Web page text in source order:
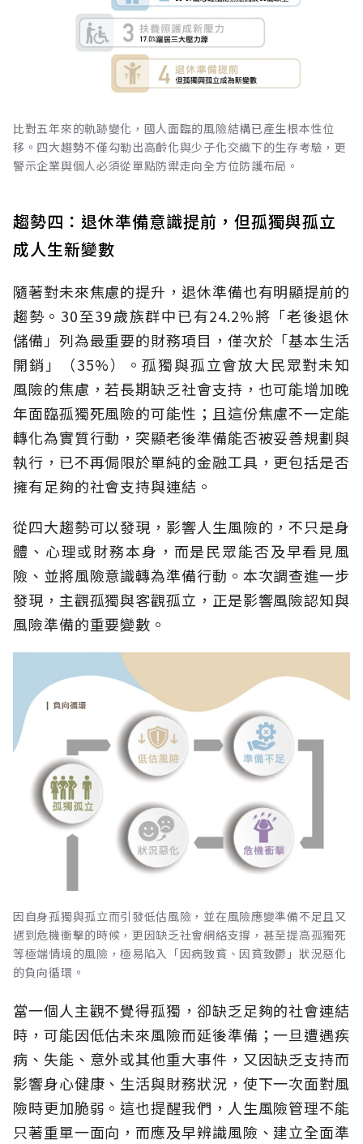
比對五年來的軌跡變化，國人面臨的風險結構已產生根本性位
移。四大趨勢不僅勾勒出高齡化與少子化交織下的生存考驗，更
警示企業與個人必須從單點防禦走向全方位防護布局。
趨勢四：退休準備意識提前，但孤獨與孤立
成人生新變數
隨著對未來焦慮的提升，退休準備也有明顯提前的
趨勢。30至39歲族群中已有24.2%將「老後退休
儲備」列為最重要的財務項目，僅次於「基本生活
開銷」（35%）。孤獨與孤立會放大民眾對未知
風險的焦慮，若長期缺乏社會支持，也可能增加晚
年面臨孤獨死風險的可能性；且這份焦慮不一定能
轉化為實質行動，突顯老後準備能否被妥善規劃與
執行，已不再侷限於單純的金融工具，更包括是否
擁有足夠的社會支持與連結。
從四大趨勢可以發現，影響人生風險的，不只是身
體、心理或財務本身，而是民眾能否及早看見風
險、並將風險意識轉為準備行動。本次調查進一步
發現，主觀孤獨與客觀孤立，正是影響風險認知與
風險準備的重要變數。
因自身孤獨與孤立而引發低估風險，並在風險應變準備不足且又
遇到危機衝擊的時候，更因缺乏社會網絡支撐，甚至提高孤獨死
等極端情境的風險，極易陷入「因病致貧、因貧致鬱」狀況惡化
的負向循環。
當一個人主觀不覺得孤獨，卻缺乏足夠的社會連結
時，可能因低估未來風險而延後準備；一旦遭遇疾
病、失能、意外或其他重大事件，又因缺乏支持而
影響身心健康、生活與財務狀況，使下一次面對風
險時更加脆弱。這也提醒我們，人生風險管理不能
只著重單一面向，而應及早辨識風險、建立全面準